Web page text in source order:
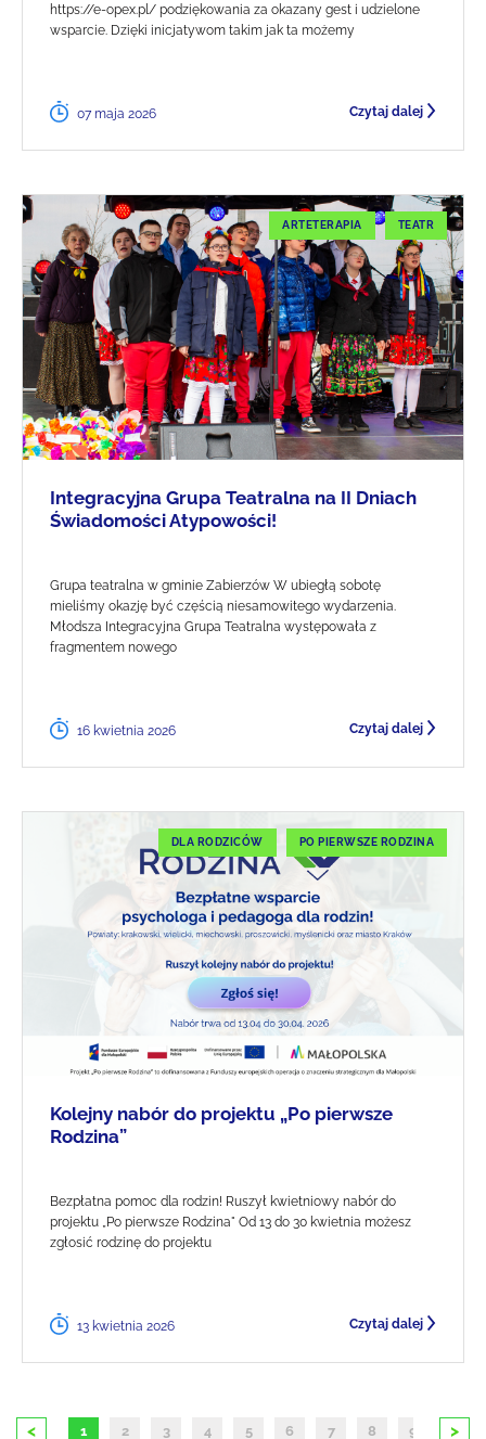
https://e-opex.pl/ podziękowania za okazany gest i udzielone
wsparcie. Dzięki inicjatywom takim jak ta możemy
07 maja 2026 Czytaj dalej
ARTETERAPIA TEATR
Integracyjna Grupa Teatralna na II Dniach
Świadomości Atypowości!
Grupa teatralna w gminie Zabierzów W ubiegłą sobotę
mieliśmy okazję być częścią niesamowitego wydarzenia.
Młodsza Integracyjna Grupa Teatralna występowała z
fragmentem nowego
16 kwietnia 2026 Czytaj dalej
DLA RODZICÓW PO PIERWSZE RODZINA
Kolejny nabór do projektu „Po pierwsze
Rodzina”
Bezpłatna pomoc dla rodzin! Ruszył kwietniowy nabór do
projektu „Po pierwsze Rodzina" Od 13 do 30 kwietnia możesz
zgłosić rodzinę do projektu
13 kwietnia 2026 Czytaj dalej
< 1 2 3 4 5 6 7 8 9 10
>